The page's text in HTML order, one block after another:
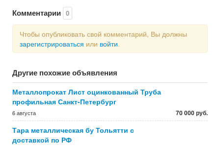
Комментарии 0
Чтобы опубликовать свой комментарий, Вы должны
зарегистрироваться или войти.
Другие похожие объявления
Металлопрокат Лист оцинкованный Труба
профильная Санкт-Петербург
6 августа 70 000 руб.
Тара металлическая бу Тольятти с
доставкой по РФ